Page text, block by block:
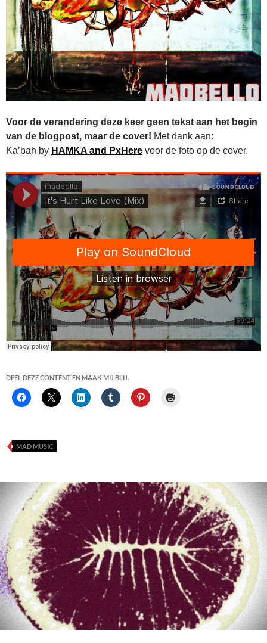
Voor de verandering deze keer geen tekst aan het begin
van de blogpost, maar de cover! Met dank aan:
Ka’bah by HAMKA and PxHere voor de foto op de cover.
DEEL DEZE CONTENT EN MAAK MIJ BLIJ.
MAD MUSIC